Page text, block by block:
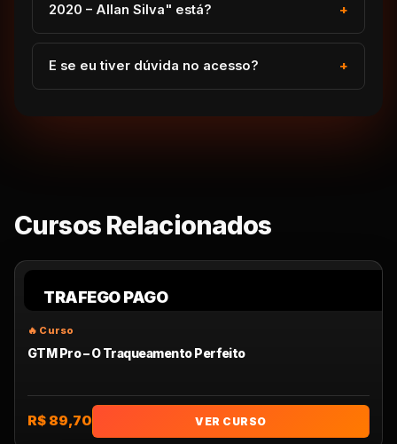
2020 – Allan Silva" está?
E se eu tiver dúvida no acesso?
Cursos Relacionados
TRAFEGO PAGO
GTM Pro – O Traqueamento Perfeito
R$ 89,70 VER CURSO